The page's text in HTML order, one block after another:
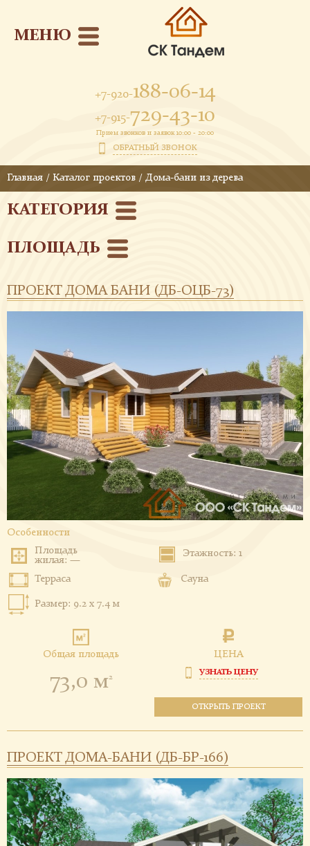
+7-920-188-06-14
+7-915-729-43-10
Прием звонков и заявок 10:00 - 20:00
ОБРАТНЫЙ ЗВОНОК
МЕНЮ
Главная / Каталог проектов / Дома-бани из дерева
КАТЕГОРИЯ
ПЛОЩАДЬ
ПРОЕКТ ДОМА БАНИ (ДБ-ОЦБ-73)
Особенности
Площадь
жилая: —
Этажность: 1
Терраса Сауна
Размер: 9.2 x 7.4 м
Общая площадь
73,0 м2
ЦЕНА
УЗНАТЬ ЦЕНУ
ОТКРЫТЬ ПРОЕКТ
ПРОЕКТ ДОМА-БАНИ (ДБ-БР-166)